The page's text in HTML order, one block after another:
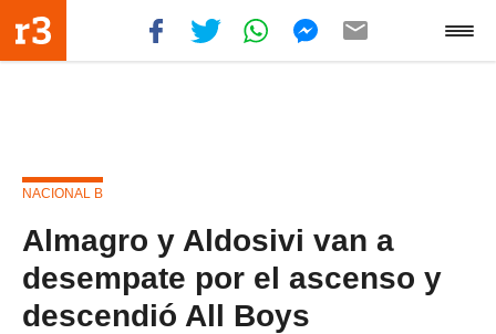
NACIONAL B
Almagro y Aldosivi van a
desempate por el ascenso y
descendió All Boys